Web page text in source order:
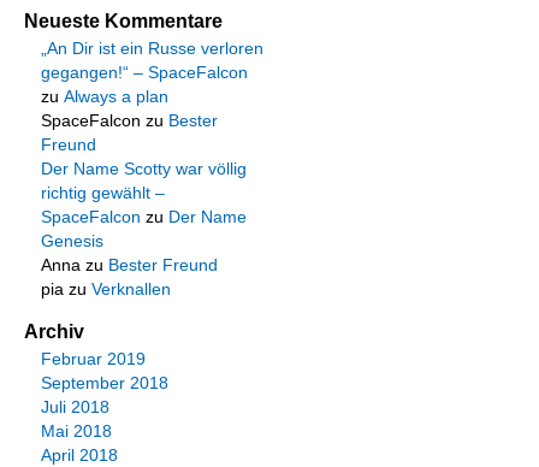
Neueste Kommentare
„An Dir ist ein Russe verloren
gegangen!“ – SpaceFalcon
zu Always a plan
SpaceFalcon zu Bester
Freund
Der Name Scotty war völlig
richtig gewählt –
SpaceFalcon zu Der Name
Genesis
Annazu Bester Freund
piazu Verknallen
Archiv
Februar 2019
September 2018
Juli 2018
Mai 2018
April 2018